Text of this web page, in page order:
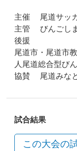
主催 尾道サッ
主管 びんごし
後援
尾道市・尾道市
人尾道総合型び
協賛 尾道みな
試合結果
この大会の